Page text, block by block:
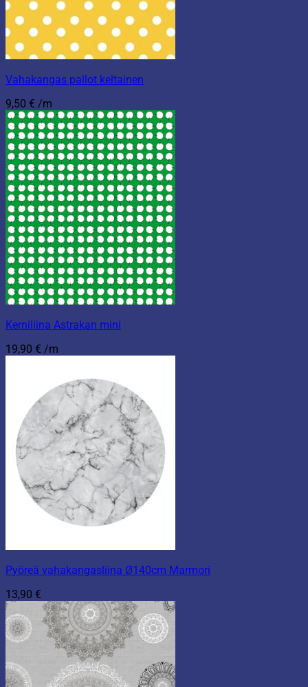
Vahakangas pallot keltainen
9,50 € /m
Kerniliina Astrakan mini
19,90 € /m
Pyöreä vahakangasliina Ø140cm Marmori
13,90 €